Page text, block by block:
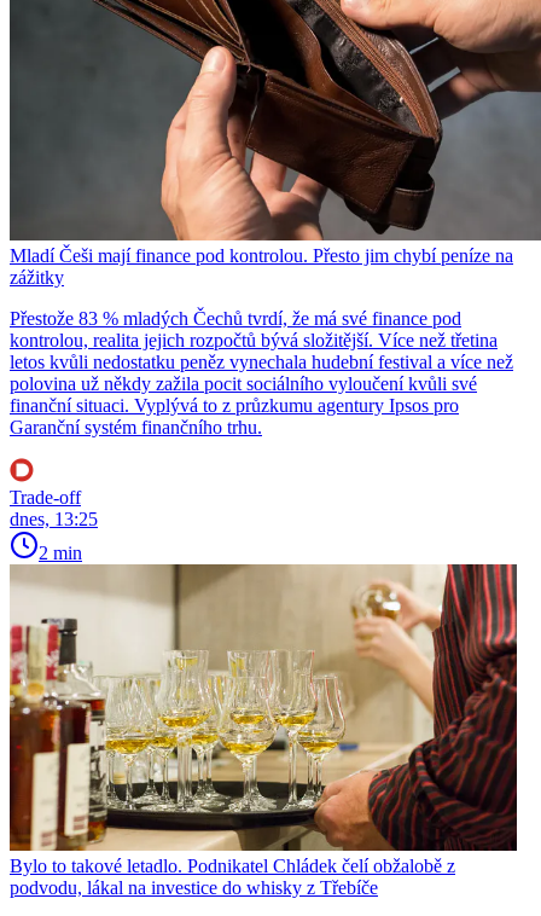
Mladí Češi mají finance pod kontrolou. Přesto jim chybí peníze na
zážitky
Přestože 83 % mladých Čechů tvrdí, že má své finance pod
kontrolou, realita jejich rozpočtů bývá složitější. Více než třetina
letos kvůli nedostatku peněz vynechala hudební festival a více než
polovina už někdy zažila pocit sociálního vyloučení kvůli své
finanční situaci. Vyplývá to z průzkumu agentury Ipsos pro
Garanční systém finančního trhu.
Trade-off
dnes, 13:25
2 min
Bylo to takové letadlo. Podnikatel Chládek čelí obžalobě z
podvodu, lákal na investice do whisky z Třebíče